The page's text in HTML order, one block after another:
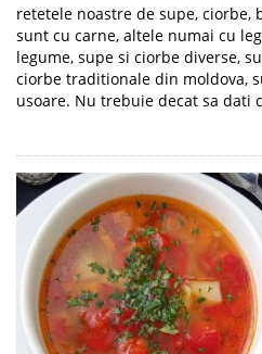
retetele noastre de supe, ciorbe,
sunt cu carne, altele numai cu
legume, supe si ciorbe diverse,
ciorbe traditionale din moldova,
usoare. Nu trebuie decat sa dati